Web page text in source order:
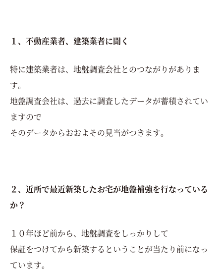
１、不動産業者、建築業者に聞く
特に建築業者は、地盤調査会社とのつながりがありま
す。
地盤調査会社は、過去に調査したデータが蓄積されてい
ますので
そのデータからおおよその見当がつきます。
２、近所で最近新築したお宅が地盤補強を行なっている
か？
１０年ほど前から、地盤調査をしっかりして
保証をつけてから新築するということが当たり前になっ
ています。